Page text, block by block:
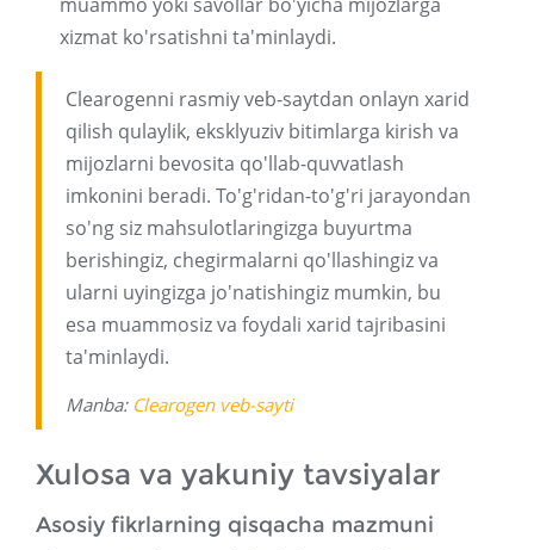
xizmat ko'rsatishni ta'minlaydi.
Clearogenni rasmiy veb-saytdan onlayn xarid
qilish qulaylik, eksklyuziv bitimlarga kirish va
mijozlarni bevosita qo'llab-quvvatlash
imkonini beradi. To'g'ridan-to'g'ri jarayondan
so'ng siz mahsulotlaringizga buyurtma
berishingiz, chegirmalarni qo'llashingiz va
ularni uyingizga jo'natishingiz mumkin, bu
esa muammosiz va foydali xarid tajribasini
ta'minlaydi.
Manba: Clearogen veb-sayti
Xulosa va yakuniy tavsiyalar
Asosiy fikrlarning qisqacha mazmuni